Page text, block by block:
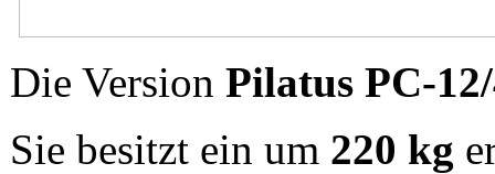
Die Version Pilatus PC-
Sie besitzt ein um 220 kg